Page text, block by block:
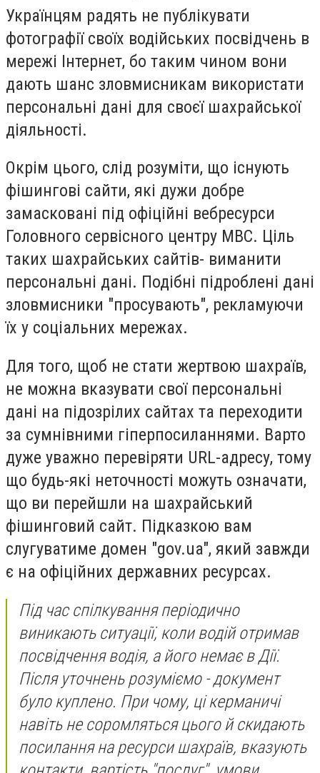
Українцям радять не публікувати
фотографії своїх водійських посвідчень в
мережі Інтернет, бо таким чином вони
дають шанс зловмисникам використати
персональні дані для своєї шахрайської
діяльності.
Окрім цього, слід розуміти, що існують
фішингові сайти, які дужи добре
замасковані під офіційні вебресурси
Головного сервісного центру МВС. Ціль
таких шахрайських сайтів- виманити
персональні дані. Подібні підроблені дані
зловмисники "просувають", рекламуючи
їх у соціальних мережах.
Для того, щоб не стати жертвою шахраїв,
не можна вказувати свої персональні
дані на підозрілих сайтах та переходити
за сумнівними гіперпосиланнями. Варто
дуже уважно перевіряти URL-адресу, тому
що будь-які неточності можуть означати,
що ви перейшли на шахрайський
фішинговий сайт. Підказкою вам
слугуватиме домен "gov.ua", який завжди
є на офіційних державних ресурсах.
Під час спілкування періодично
виникають ситуації, коли водій отримав
посвідчення водія, а його немає в Дії.
Після уточнень розуміємо - документ
було куплено. При чому, ці керманичі
навіть не соромляться цього й скидають
посилання на ресурси шахраїв, вказують